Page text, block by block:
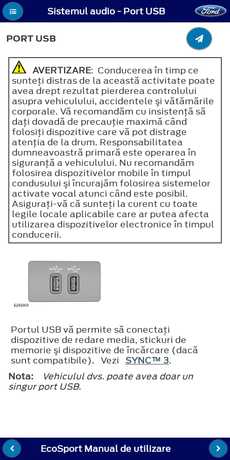
Sistemul audio - Port USB
PORT USB
AVERTIZARE: Conducerea în timp ce
sunteţi distras de la această activitate poate
avea drept rezultat pierderea controlului
asupra vehiculului, accidentele şi vătămările
corporale. Vă recomandăm cu insistenţă să
daţi dovadă de precauţie maximă când
folosiţi dispozitive care vă pot distrage
atenţia de la drum. Responsabilitatea
dumneavoastră primară este operarea în
siguranţă a vehiculului. Nu recomandăm
folosirea dispozitivelor mobile în timpul
condusului şi încurajăm folosirea sistemelor
activate vocal atunci când este posibil.
Asiguraţi-vă că sunteţi la curent cu toate
legile locale aplicabile care ar putea afecta
utilizarea dispozitivelor electronice în timpul
conducerii.
Portul USB vă permite să conectaţi
dispozitive de redare media, stickuri de
memorie şi dispozitive de încărcare (dacă
sunt compatibile). Vezi SYNC™ 3.
Nota:
Vehiculul dvs. poate avea doar un
singur port USB.
EcoSport Manual de utilizare